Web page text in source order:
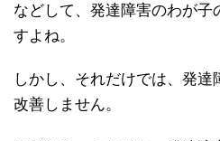
などして、発達障害のわが子
すよね。
しかし、それだけでは、発
改善しません。